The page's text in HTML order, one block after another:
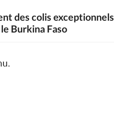
des colis exceptionnels
Burkina Faso